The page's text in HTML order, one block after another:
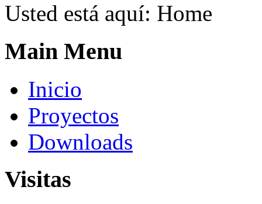
Usted está aquí: Home
Main Menu
Inicio
Proyectos
Downloads
Visitas